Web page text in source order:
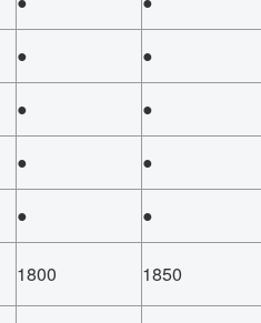
● ●
● ●
● ●
● ●
1800 1850